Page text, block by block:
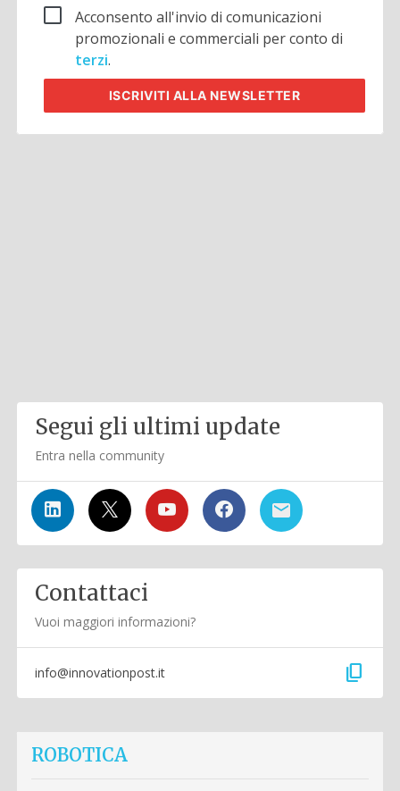
Acconsento all'invio di comunicazioni
promozionali e commerciali per conto di
terzi.
ISCRIVITI ALLA NEWSLETTER
Segui gli ultimi update
Entra nella community
Contattaci
Vuoi maggiori informazioni?
info@innovationpost.it content_copy
ROBOTICA